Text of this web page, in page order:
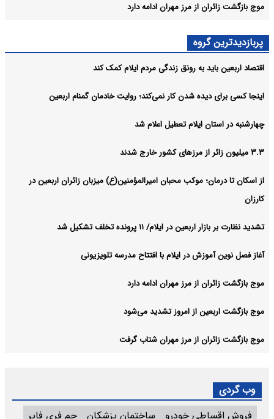
موج بازگشت زائران از مرز مهران ادامه دارد
پربازدیدترین گروه
اقتصاد اربعین باید به رونق زندگی مردم ایلام کمک کند
اینجا کسی برای دیده شدن کار نمی‌کند؛ روایت خادمان گمنام اربعین
چهارشنبه در استان ایلام تعطیل اعلام شد
۳.۳ میلیون زائر از مرزهای کشور خارج شدند
از اسکان تا درمان؛ موکب محبان امیرالمؤمنین(ع) میزبان زائران اربعین در
کارزان
تشدید نظارت بر بازار اربعین در ایلام/ ۱۱ پرونده تخلف تشکیل شد
آغاز فصل نوین آموزش در ایلام با افتتاح مدرسه تلویزیونی
موج بازگشت زائران از مرز مهران ادامه دارد
موج بازگشت اربعین از امروز تشدید می‌شود
موج بازگشت زائران از مرز مهران شتاب گرفت
وب گردی
فروش اقساطی خودرو
ساختمان پزشکان جم فری فایر